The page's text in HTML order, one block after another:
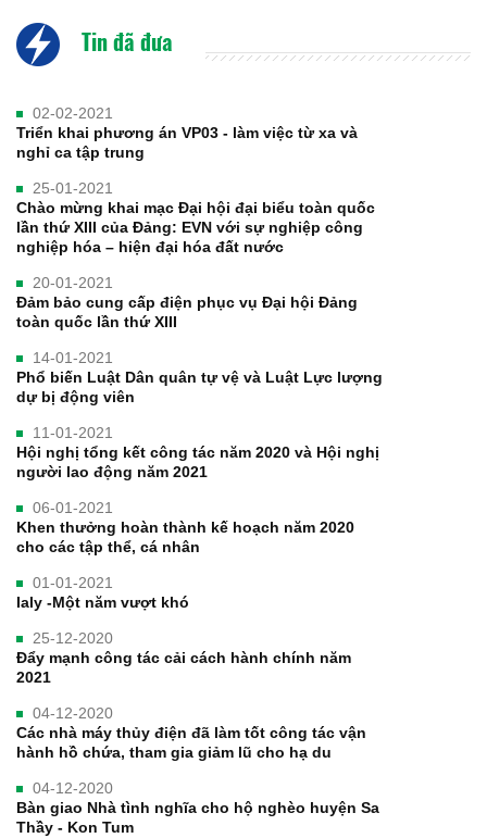
Tin đã đưa
02-02-2021
Triển khai phương án VP03 - làm việc từ xa và
nghỉ ca tập trung
25-01-2021
Chào mừng khai mạc Đại hội đại biểu toàn quốc
lần thứ XIII của Đảng: EVN với sự nghiệp công
nghiệp hóa – hiện đại hóa đất nước
20-01-2021
Đảm bảo cung cấp điện phục vụ Đại hội Đảng
toàn quốc lần thứ XIII
14-01-2021
Phổ biến Luật Dân quân tự vệ và Luật Lực lượng
dự bị động viên
11-01-2021
Hội nghị tổng kết công tác năm 2020 và Hội nghị
người lao động năm 2021
06-01-2021
Khen thưởng hoàn thành kế hoạch năm 2020
cho các tập thể, cá nhân
01-01-2021
Ialy -Một năm vượt khó
25-12-2020
Đẩy mạnh công tác cải cách hành chính năm
2021
04-12-2020
Các nhà máy thủy điện đã làm tốt công tác vận
hành hồ chứa, tham gia giảm lũ cho hạ du
04-12-2020
Bàn giao Nhà tình nghĩa cho hộ nghèo huyện Sa
Thầy - Kon Tum